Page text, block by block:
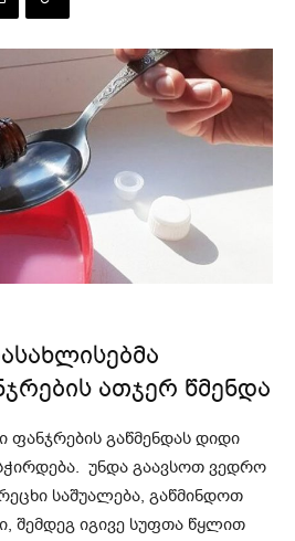
ათჯერ წმენდა
ფანჯრების გაწმენდას დიდი
უნდა გაავსოთ ვედრო
საშუალება, გაწმინდოთ
შემდეგ იგივე სუფთა წყლით